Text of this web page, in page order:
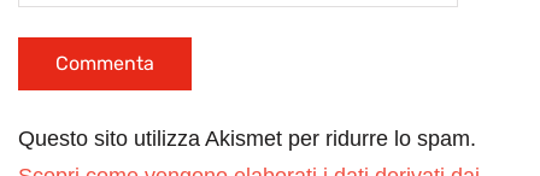
Questo sito utilizza Akismet per ridurre lo spam.